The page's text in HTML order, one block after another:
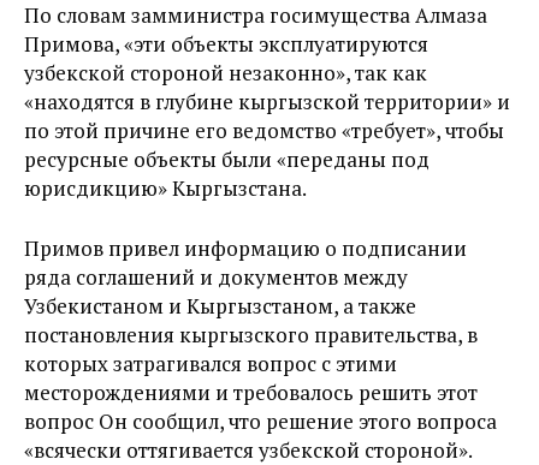
По словам замминистра госимущества Алмаза
Примова, «эти объекты эксплуатируются
узбекской стороной незаконно», так как
«находятся в глубине кыргызской территории» и
по этой причине его ведомство «требует», чтобы
ресурсные объекты были «переданы под
юрисдикцию» Кыргызстана.
Примов привел информацию о подписании
ряда соглашений и документов между
Узбекистаном и Кыргызстаном, а также
постановления кыргызского правительства, в
которых затрагивался вопрос с этими
месторождениями и требовалось решить этот
вопрос Он сообщил, что решение этого вопроса
«всячески оттягивается узбекской стороной».